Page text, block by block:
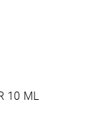
10 ML